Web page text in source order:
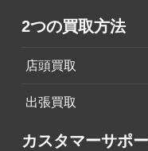
2つの買取方法
店頭買取
出張買取
カスタマーサポ